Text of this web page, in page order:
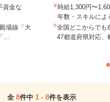
資金な
場線「大
時給1,300円〜
年数・スキルによ
全国どこからでも
47都道府県対応、
全 8件中 1 - 8件を表示